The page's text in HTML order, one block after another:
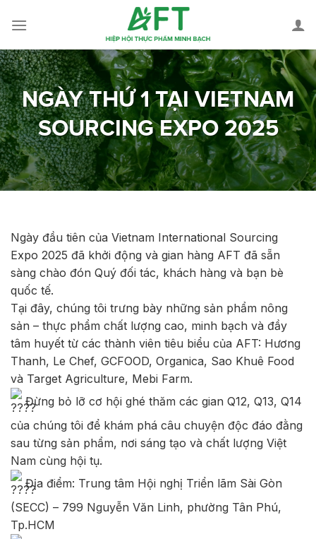
NGÀY THỨ 1 TẠI VIETNAM
SOURCING EXPO 2025
Ngày đầu tiên của Vietnam International Sourcing
Expo 2025 đã khởi động và gian hàng AFT đã sẵn
sàng chào đón Quý đối tác, khách hàng và bạn bè
quốc tế.
Tại đây, chúng tôi trưng bày những sản phẩm nông
sản – thực phẩm chất lượng cao, minh bạch và đầy
tâm huyết từ các thành viên tiêu biểu của AFT: Hương
Thanh, Le Chef, GCFOOD, Organica, Sao Khuê Food
và Target Agriculture, Mebi Farm.
Đừng bỏ lỡ cơ hội ghé thăm các gian Q12, Q13, Q14
của chúng tôi để khám phá câu chuyện độc đáo đằng
sau từng sản phẩm, nơi sáng tạo và chất lượng Việt
Nam cùng hội tụ.
Địa điểm: Trung tâm Hội nghị Triển lãm Sài Gòn
(SECC) – 799 Nguyễn Văn Linh, phường Tân Phú,
Tp.HCM